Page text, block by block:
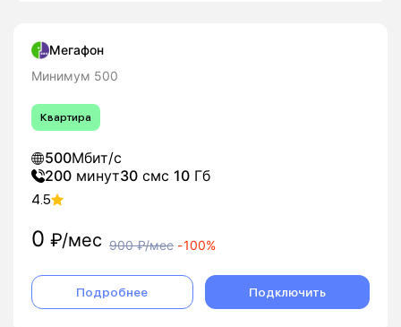
Мегафон
Минимум 500
Квартира
500Мбит/с
200 минут30 смс 10 Гб
4.5
0 ₽/мес 900₽/мес -100%
Подробнее Подключить